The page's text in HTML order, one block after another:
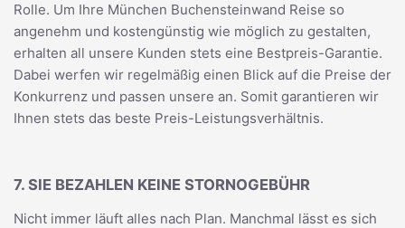
Rolle. Um Ihre München Buchensteinwand Reise so
angenehm und kostengünstig wie möglich zu gestalten,
erhalten all unsere Kunden stets eine Bestpreis-Garantie.
Dabei werfen wir regelmäßig einen Blick auf die Preise der
Konkurrenz und passen unsere an. Somit garantieren wir
Ihnen stets das beste Preis-Leistungsverhältnis.
7. SIE BEZAHLEN KEINE STORNOGEBÜHR
Nicht immer läuft alles nach Plan. Manchmal lässt es sich